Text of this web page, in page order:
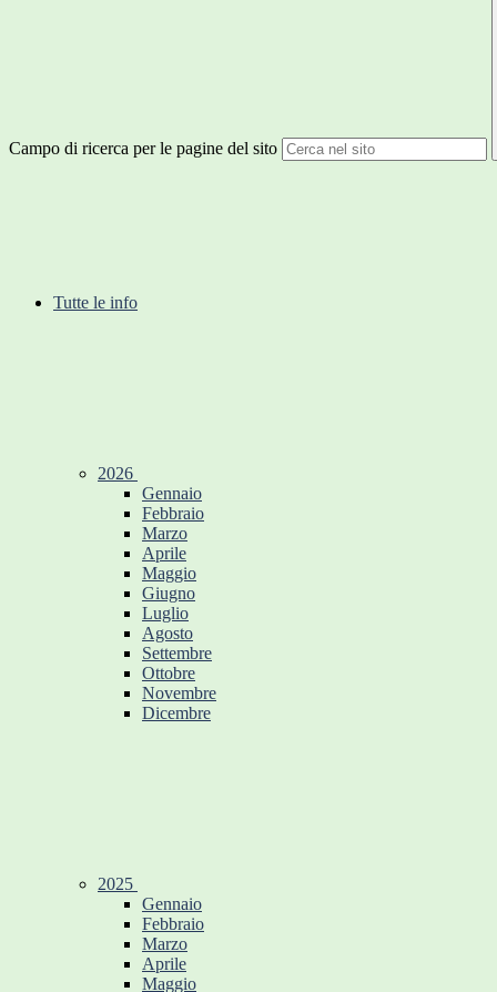
Campo di ricerca per le pagine del sito
Tutte le info
2026
Gennaio
Febbraio
Marzo
Aprile
Maggio
Giugno
Luglio
Agosto
Settembre
Ottobre
Novembre
Dicembre
2025
Gennaio
Febbraio
Marzo
Aprile
Maggio